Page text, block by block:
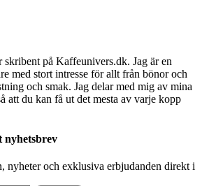
skribent på Kaffeunivers.dk. Jag är en
med stort intresse för allt från bönor och
och smak. Jag delar med mig av mina
att du kan få ut det mesta av varje kopp
nyhetsbrev
nyheter och exklusiva erbjudanden direkt i